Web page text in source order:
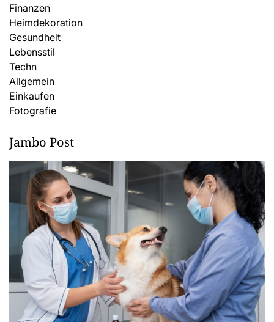
Finanzen
Heimdekoration
Gesundheit
Lebensstil
Techn
Allgemein
Einkaufen
Fotografie
Jambo Post